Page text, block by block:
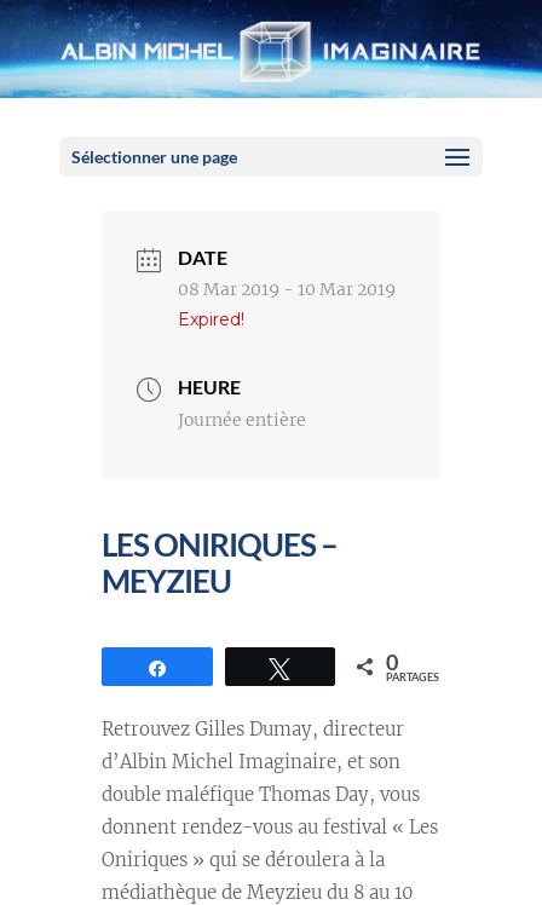
Sélectionner une page
DATE
08 Mar 2019 - 10 Mar 2019
Expired!
HEURE
Journée entière
LES ONIRIQUES –
MEYZIEU
Tweetez 0
PARTAGES
Retrouvez Gilles Dumay, directeur
d’Albin Michel Imaginaire, et son
double maléfique Thomas Day, vous
donnent rendez-vous au festival « Les
Oniriques » qui se déroulera à la
médiathèque de Meyzieu du 8 au 10
Panneau de gestion des cookies